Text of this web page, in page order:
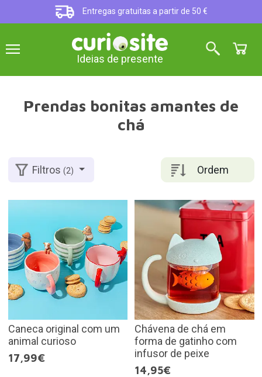
Entregas gratuitas a partir de 50 €
Ideias de presente
Prendas bonitas amantes de
chá
Ordem
Filtros(2)
Caneca original com um
animal curioso
17,99€
Chávena de chá em
forma de gatinho com
infusor de peixe
14,95€